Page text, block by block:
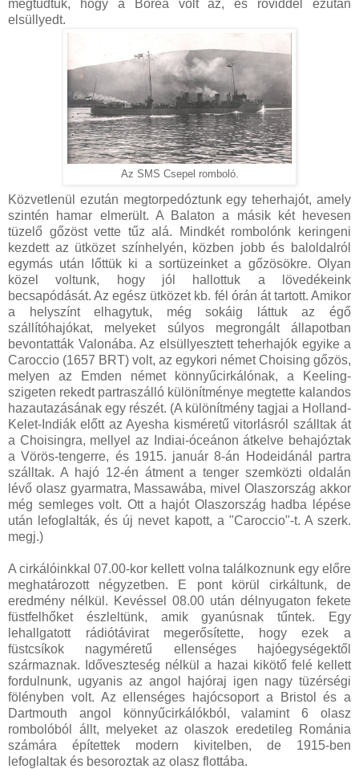
megtudtuk, hogy a Borea volt az, és röviddel ezután
elsüllyedt.
Az SMS Csepel romboló.
Közvetlenül ezután megtorpedóztunk egy teherhajót, amely
szintén hamar elmerült. A Balaton a másik két hevesen
tüzelő gőzöst vette tűz alá. Mindkét rombolónk keringeni
kezdett az ütközet színhelyén, közben jobb és baloldalról
egymás után lőttük ki a sortüzeinket a gőzösökre. Olyan
közel voltunk, hogy jól hallottuk a lövedékeink
becsapódását. Az egész ütközet kb. fél órán át tartott. Amikor
a helyszínt elhagytuk, még sokáig láttuk az égő
szállítóhajókat, melyeket súlyos megrongált állapotban
bevontatták Valonába. Az elsüllyesztett teherhajók egyike a
Caroccio (1657 BRT) volt, az egykori német Choising gőzös,
melyen az Emden német könnyűcirkálónak, a Keeling-
szigeten rekedt partraszálló különítménye megtette kalandos
hazautazásának egy részét. (A különítmény tagjai a Holland-
Kelet-Indiák előtt az Ayesha kisméretű vitorlásról szálltak át
a Choisingra, mellyel az Indiai-óceánon átkelve behajóztak
a Vörös-tengerre, és 1915. január 8-án Hodeidánál partra
szálltak. A hajó 12-én átment a tenger szemközti oldalán
lévő olasz gyarmatra, Massawába, mivel Olaszország akkor
még semleges volt. Ott a hajót Olaszország hadba lépése
után lefoglalták, és új nevet kapott, a "Caroccio"-t. A szerk.
megj.)
A cirkálóinkkal 07.00-kor kellett volna találkoznunk egy előre
meghatározott négyzetben. E pont körül cirkáltunk, de
eredmény nélkül. Kevéssel 08.00 után délnyugaton fekete
füstfelhőket észleltünk, amik gyanúsnak tűntek. Egy
lehallgatott rádiótávirat megerősítette, hogy ezek a
füstcsíkok nagyméretű ellenséges hajóegységektől
származnak. Időveszteség nélkül a hazai kikötő felé kellett
fordulnunk, ugyanis az angol hajóraj igen nagy tüzérségi
fölényben volt. Az ellenséges hajócsoport a Bristol és a
Dartmouth angol könnyűcirkálókból, valamint 6 olasz
rombolóból állt, melyeket az olaszok eredetileg Románia
számára építettek modern kivitelben, de 1915-ben
lefoglaltak és besoroztak az olasz flottába.